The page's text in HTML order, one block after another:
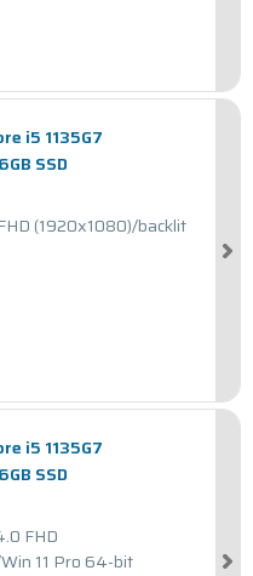
i5 1135G7
SSD
(1920x1080)/backlit
i5 1135G7
SSD
FHD
11 Pro 64-bit